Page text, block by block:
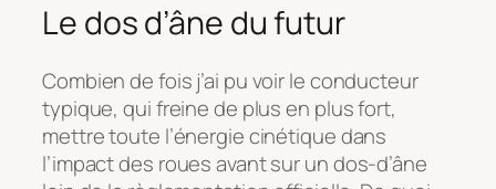
Le dos d’âne du futur
Combien de fois j’ai pu voir le conducteur
typique, qui freine de plus en plus fort,
mettre toute l’énergie cinétique dans
l’impact des roues avant sur un dos-d’âne